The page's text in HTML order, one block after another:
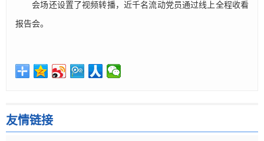
会场还设置了视频转播，近千名流动党员通过线上全程收看
报告会。
友情链接